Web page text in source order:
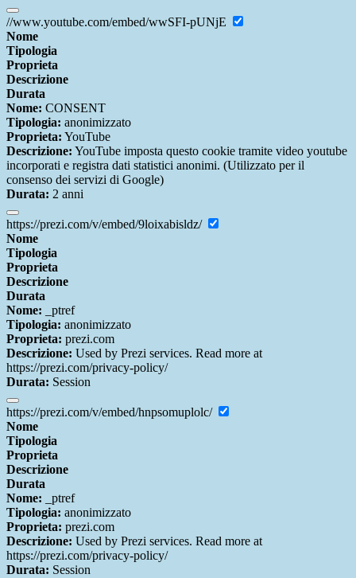
//www.youtube.com/embed/wwSFI-pUNjE
Nome
Tipologia
Proprieta
Descrizione
Durata
Nome: CONSENT
Tipologia: anonimizzato
Proprieta: YouTube
Descrizione: YouTube imposta questo cookie tramite video youtube
incorporati e registra dati statistici anonimi. (Utilizzato per il
consenso dei servizi di Google)
Durata: 2 anni
https://prezi.com/v/embed/9loixabisldz/
Nome
Tipologia
Proprieta
Descrizione
Durata
Nome: _ptref
Tipologia: anonimizzato
Proprieta: prezi.com
Descrizione: Used by Prezi services. Read more at
https://prezi.com/privacy-policy/
Durata: Session
https://prezi.com/v/embed/hnpsomuplolc/
Nome
Tipologia
Proprieta
Descrizione
Durata
Nome: _ptref
Tipologia: anonimizzato
Proprieta: prezi.com
Descrizione: Used by Prezi services. Read more at
https://prezi.com/privacy-policy/
Durata: Session